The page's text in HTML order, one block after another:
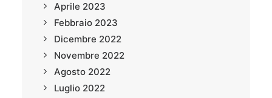
Aprile 2023
Febbraio 2023
Dicembre 2022
Novembre 2022
Agosto 2022
Luglio 2022